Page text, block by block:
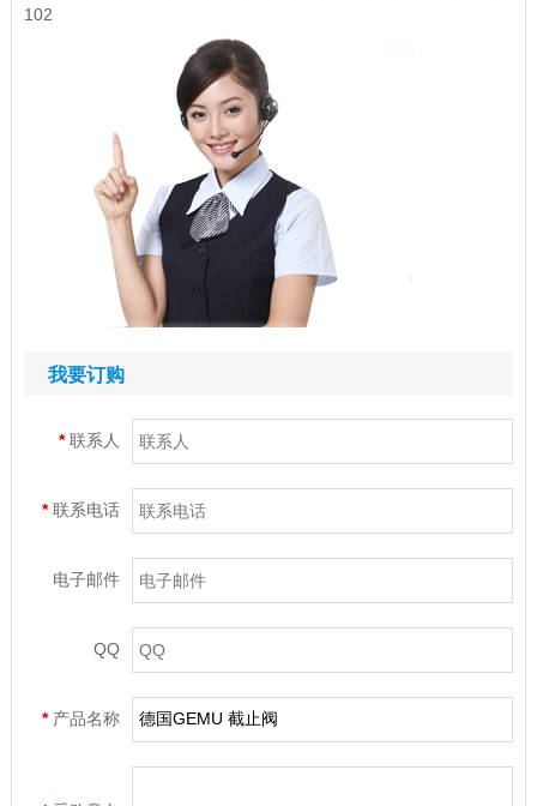
102
我要订购
*联系人
*联系电话
电子邮件
QQ
* 产品名称